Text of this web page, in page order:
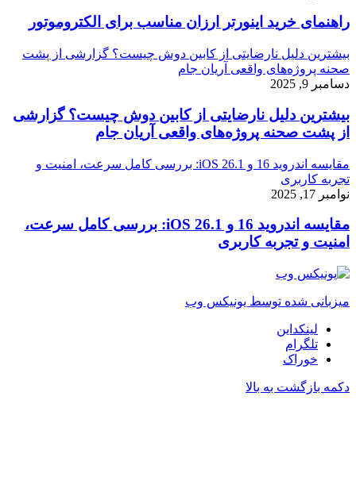
راهنمای خرید اینورتر ارزان مناسب برای الکتروموتور
بیشترین دلیل نارضایتی از کابین دوش چیست؟ گزارشی از پشت
صحنه پروژه‌های واقعی آریان جام
دسامبر 9, 2025
بیشترین دلیل نارضایتی از کابین دوش چیست؟ گزارشی
از پشت صحنه پروژه‌های واقعی آریان جام
مقایسه اندروید 16 و iOS 26.1: بررسی کامل سرعت، امنیت و
تجربه کاربری
نوامبر 17, 2025
مقایسه اندروید 16 و iOS 26.1: بررسی کامل سرعت،
امنیت و تجربه کاربری
میزبانی شده توسط یونیکس وب
لینکداین
تلگرام
خوراک
دکمه بازگشت به بالا